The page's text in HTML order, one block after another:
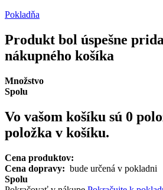
Pokladňa
Produkt bol úspešne
nákupného košíka
Množstvo
Spolu
Vo vašom košíku sú 0
položka v košíku.
Cena produktov:
Cena dopravy: bude určená v pokladni
Spolu